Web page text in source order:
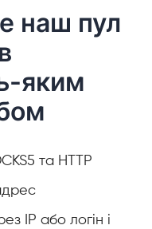
наш пул
яким
та HTTP
IP або логін і